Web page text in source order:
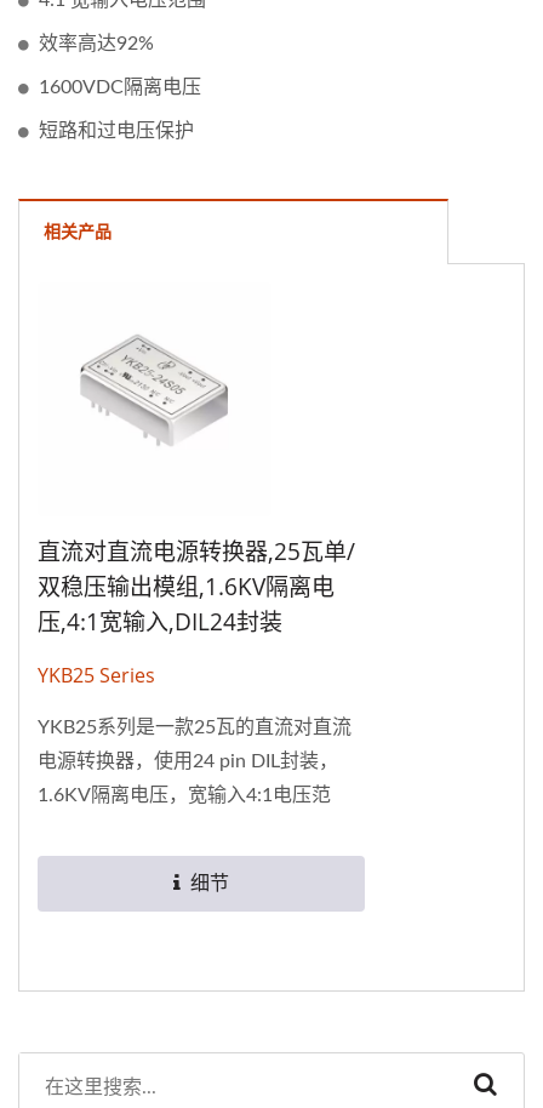
效率高达92%
1600VDC隔离电压
短路和过电压保护
相关产品
直流对直流电源转换器,25瓦单/
双稳压输出模组,1.6KV隔离电
压,4:1宽输入,DIL24封装
YKB25 Series
YKB25系列是一款25瓦的直流对直流
电源转换器，使用24 pin DIL封装，
1.6KV隔离电压，宽输入4:1电压范
质符合UL94V-0规范。操作环境温度
细节